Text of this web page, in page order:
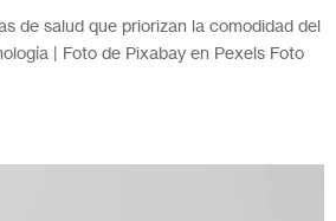
de salud que priorizan la comodidad del
| Foto de Pixabay en Pexels Foto